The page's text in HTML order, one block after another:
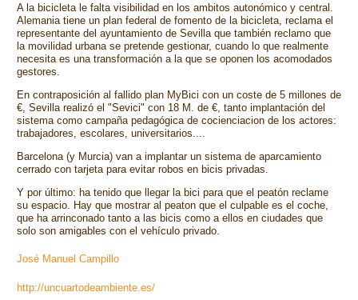
A la bicicleta le falta visibilidad en los ambitos autonómico y central.
Alemania tiene un plan federal de fomento de la bicicleta, reclama el
representante del ayuntamiento de Sevilla que también reclamo que
la movilidad urbana se pretende gestionar, cuando lo que realmente
necesita es una transformación a la que se oponen los acomodados
gestores.
En contraposición al fallido plan MyBici con un coste de 5 millones de
€, Sevilla realizó el "Sevici" con 18 M. de €, tanto implantación del
sistema como campaña pedagógica de cocienciacion de los actores:
trabajadores, escolares, universitarios....
Barcelona (y Murcia) van a implantar un sistema de aparcamiento
cerrado con tarjeta para evitar robos en bicis privadas.
Y por último: ha tenido que llegar la bici para que el peatón reclame
su espacio. Hay que mostrar al peaton que el culpable es el coche,
que ha arrinconado tanto a las bicis como a ellos en ciudades que
solo son amigables con el vehículo privado.
José Manuel Campillo
http://uncuartodeambiente.es/